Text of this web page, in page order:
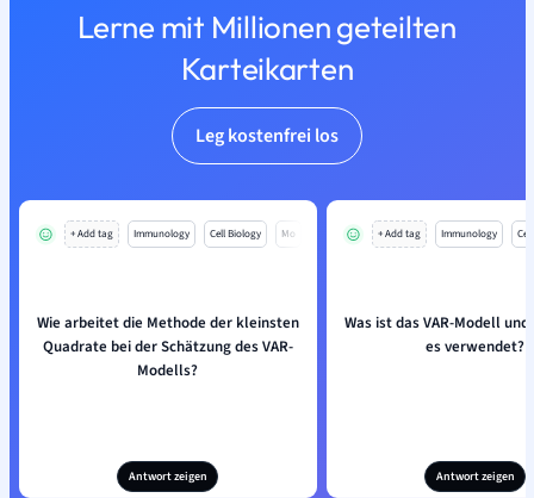
Lerne mit Millionen geteilten
Karteikarten
Leg kostenfrei los
+ Add tag Immunology Cell Biology Mo
Wie arbeitet die Methode der kleinsten
Quadrate bei der Schätzung des VAR-
Modells?
Antwort zeigen
+ Add tag Immunology
Was ist das VAR-Modell
es verwendet?
Antwort zeigen